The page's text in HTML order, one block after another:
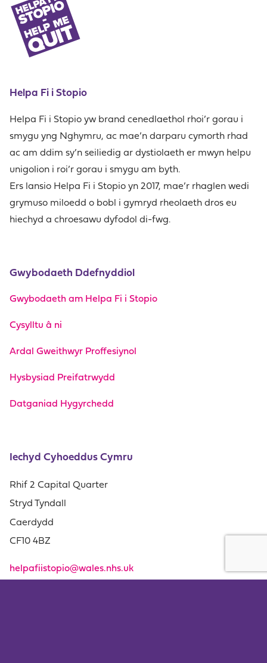
Iechyd Cyhoeddus Cymru
Rhif 2 Capital Quarter
Stryd Tyndall
Caerdydd
CF10 4BZ
helpafiistopio@wales.nhs.uk
Helpa Fi i Stopio
Helpa Fi i Stopio yw brand cenedlaethol rhoi’r gorau i
smygu yng Nghymru, ac mae’n darparu cymorth rhad
ac am ddim sy’n seiliedig ar dystiolaeth er mwyn helpu
unigolion i roi’r gorau i smygu am byth.
Ers lansio Helpa Fi i Stopio yn 2017, mae’r rhaglen wedi
grymuso miloedd o bobl i gymryd rheolaeth dros eu
hiechyd a chroesawu dyfodol di-fwg.
Gwybodaeth Ddefnyddiol
Gwybodaeth am Helpa Fi i Stopio
Cysylltu â ni
Ardal Gweithwyr Proffesiynol
Hysbysiad Preifatrwydd
Datganiad Hygyrchedd